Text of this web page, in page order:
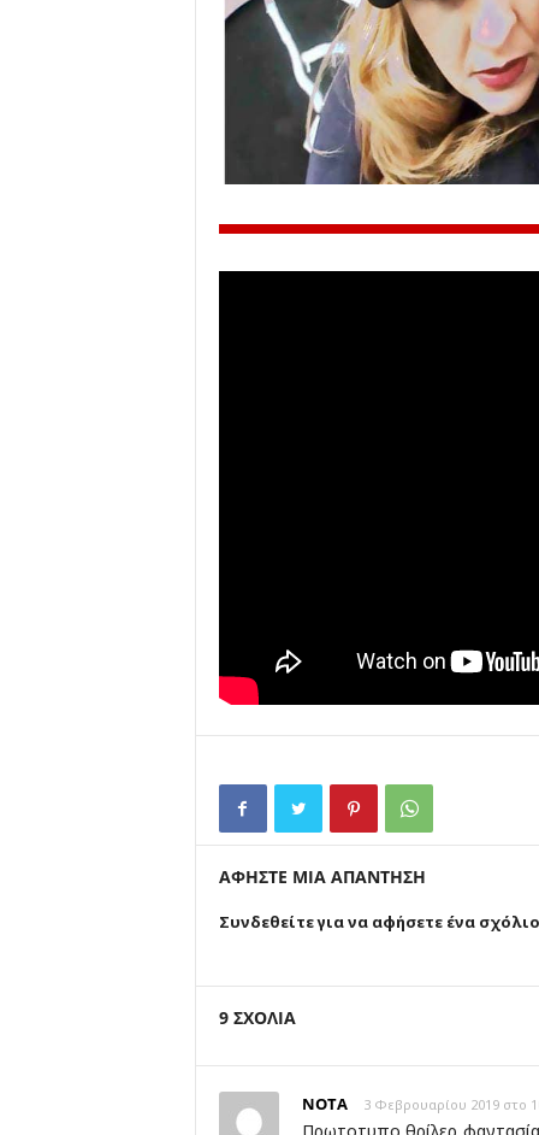
9 ΣΧΟΛΙΑ
NOTA 3 Φεβρουαρίου 2019 στο
ΑΦΗΣΤΕ ΜΙΑ ΑΠΑΝΤΗΣΗ
Συνδεθείτε για να αφήσετε ένα σχόλιο